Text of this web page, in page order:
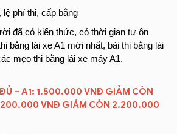
lệ phí thi, cấp bằng
đã có kiến thức, có thời gian tự ôn
bằng lái xe A1 mới nhất, bài thi bằng lái
mẹo thi bằng lái xe máy A1.
– A1: 1.500.000 VNĐ GIẢM CÒN
VNĐ GIẢM CÒN 2.200.000